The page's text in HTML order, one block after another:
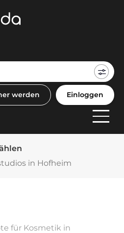
werden Einloggen
in Hofheim
für Kosmetik in